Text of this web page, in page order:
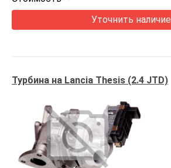
Уточнить наличие
Турбина на Lancia Thesis (2.4 JTD)